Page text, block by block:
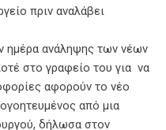
πριν αναλάβει
ημέρα ανάληψης των νέων
στο γραφείο του για να
αφορούν το νέο
από μια
δήλωσα στον